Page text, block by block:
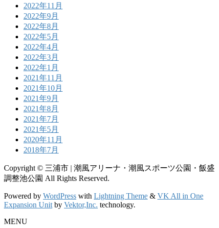
2022年11月
2022年9月
2022年8月
2022年5月
2022年4月
2022年3月
2022年1月
2021年11月
2021年10月
2021年9月
2021年8月
2021年7月
2021年5月
2020年11月
2018年7月
Copyright © 三浦市 | 潮風アリーナ・潮風スポーツ公園・飯盛
調整池公園 All Rights Reserved.
Powered by WordPress with Lightning Theme & VK All in One
Expansion Unit by Vektor,Inc. technology.
MENU